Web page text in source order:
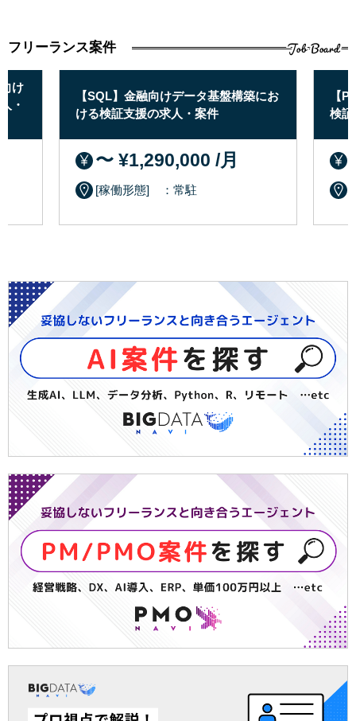
フリーランス案件 Job Board
け
・
【SQL】金融向けデータ基盤構築にお
ける検証支援の求人・案件
〜 ¥1,290,000 /月
[稼働形態] ：常駐
【
検